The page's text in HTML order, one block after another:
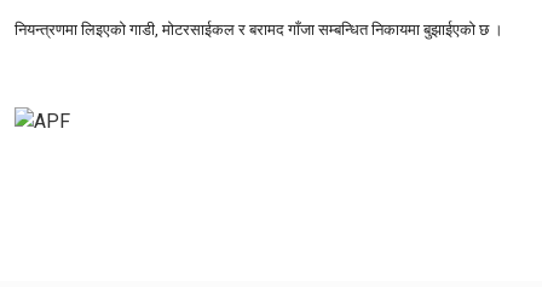
नियन्त्रणमा लिइएको गाडी, मोटरसाईकल र बरामद गाँजा सम्बन्धित निकायमा बुझाईएको छ ।